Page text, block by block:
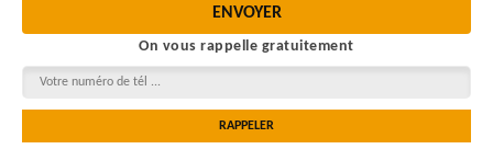
On vous rappelle gratuitement